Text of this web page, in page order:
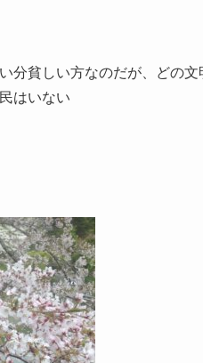
分貧しい方なのだが、どの
はいない